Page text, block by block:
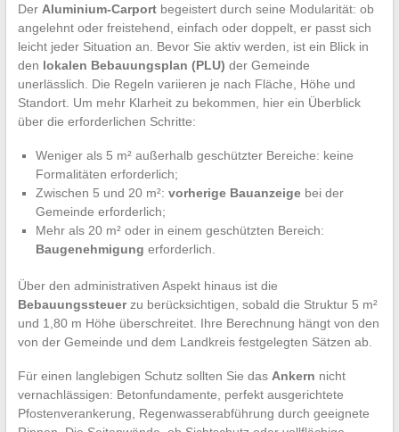
Der Aluminium-Carportbegeistert durch seine Modularität: ob
angelehnt oder freistehend, einfach oder doppelt, er passt sich
leicht jeder Situation an. Bevor Sie aktiv werden, ist ein Blick in
den lokalen Bebauungsplan (PLU) der Gemeinde
unerlässlich. Die Regeln variieren je nach Fläche, Höhe und
Standort. Um mehr Klarheit zu bekommen, hier ein Überblick
über die erforderlichen Schritte:
Weniger als 5 m² außerhalb geschützter Bereiche: keine
Formalitäten erforderlich;
Zwischen 5 und 20 m²: vorherige Bauanzeigebei der
Gemeinde erforderlich;
Mehr als 20 m² oder in einem geschützten Bereich:
Baugenehmigung erforderlich.
Über den administrativen Aspekt hinaus ist die
Bebauungssteuerzu berücksichtigen, sobald die Struktur 5 m²
und 1,80 m Höhe überschreitet. Ihre Berechnung hängt von den
von der Gemeinde und dem Landkreis festgelegten Sätzen ab.
Für einen langlebigen Schutz sollten Sie das Ankern nicht
vernachlässigen: Betonfundamente, perfekt ausgerichtete
Pfostenverankerung, Regenwasserabführung durch geeignete